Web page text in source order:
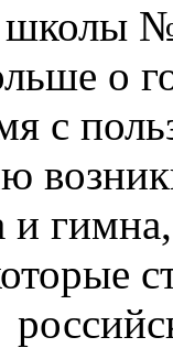
№
о
с
и